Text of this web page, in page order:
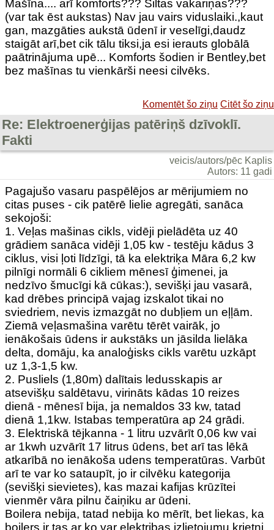
Mašīna.... arī komforts??? Siltas vakariņas???
(var tak ēst aukstas) Nav jau vairs viduslaiki.,kaut
gan, mazgāties aukstā ūdenī ir veselīgi,daudz
staigāt arī,bet cik tālu tiksi,ja esi ierauts globālā
paātrinājuma upē... Komforts šodien ir Bentley,bet
bez mašīnas tu vienkārši neesi cilvēks.
Komentēt šo ziņu Citēt šo ziņu
Re: Elektroenerģijas patēriņš dzīvoklī.
Fakti
veicis/autors/pēc Kaplis
Autors: 11 gadi
Pagajušo vasaru paspēlējos ar mērijumiem no
citas puses - cik patērē lielie agregāti, sanāca
sekojoši:
1. Veļas mašinas cikls, vidēji pielādēta uz 40
grādiem sanāca vidēji 1,05 kw - testēju kādus 3
ciklus, visi ļoti līdzīgi, tā ka elektriķa Māra 6,2 kw
pilnīgi normāli 6 cikliem mēnesī ģimenei, ja
nedzīvo šmucīgi kā cūkas:), sevišķi jau vasarā,
kad drēbes principā vajag izskalot tikai no
sviedriem, nevis izmazgāt no dubļiem un eļļām.
Ziemā veļasmašina varētu tērēt vairāk, jo
ienākošais ūdens ir aukstāks un jāsilda lielāka
delta, domāju, ka analoģisks cikls varētu uzkāpt
uz 1,3-1,5 kw.
2. Pusliels (1,80m) dalītais ledusskapis ar
atsevišķu saldētavu, virināts kādas 10 reizes
dienā - mēnesī bija, ja nemaldos 33 kw, tatad
dienā 1,1kw. Istabas temperatūra ap 24 grādi.
3. Elektriskā tējkanna - 1 litru uzvārīt 0,06 kw vai
ar 1kwh uzvārīt 17 litrus ūdens, bet arī tas lēkā
atkarībā no ienākoša udens temperatūras. Varbūt
arī te var ko sataupīt, jo ir cilvēku kategorija
(sevišķi sievietes), kas mazai kafijas krūzītei
vienmēr vāra pilnu čaiņiku ar ūdeni.
Boilera nebija, tatad nebija ko mērīt, bet liekas, ka
boilers ir tas ar ko var elektribas izlietojumu krietni